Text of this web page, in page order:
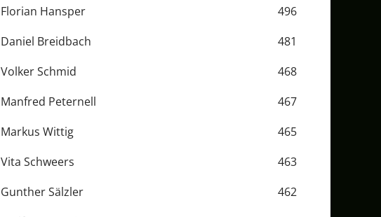
Florian Hansper
496
Daniel Breidbach
481
Volker Schmid
468
Manfred Peternell
467
Markus Wittig
465
Vita Schweers
463
Gunther Sälzler
462